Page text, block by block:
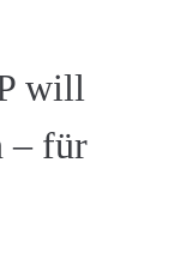
will
– für